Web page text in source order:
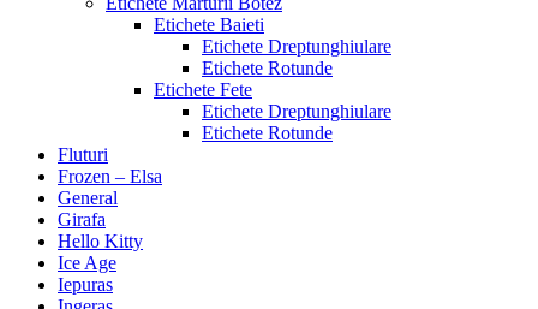
Etichete Baieti
Etichete Dreptunghiulare
Etichete Rotunde
Etichete Fete
Etichete Dreptunghiulare
Etichete Rotunde
Fluturi
Frozen – Elsa
General
Girafa
Hello Kitty
Ice Age
Iepuras